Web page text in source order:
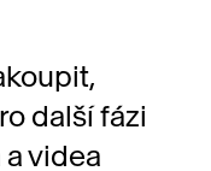
další fázi
videa